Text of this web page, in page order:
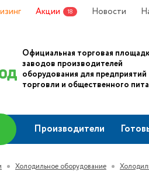
Акции 18 Новости
Официальная торговая
заводов производителей
оборудования для предприятий
торговли и общественного
Производители
Холодильное оборудование